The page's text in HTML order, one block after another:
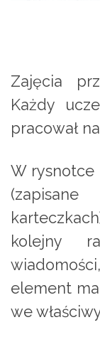
Zajęcia
Każdy
pracował
W rysnotce
kolejny
element
we